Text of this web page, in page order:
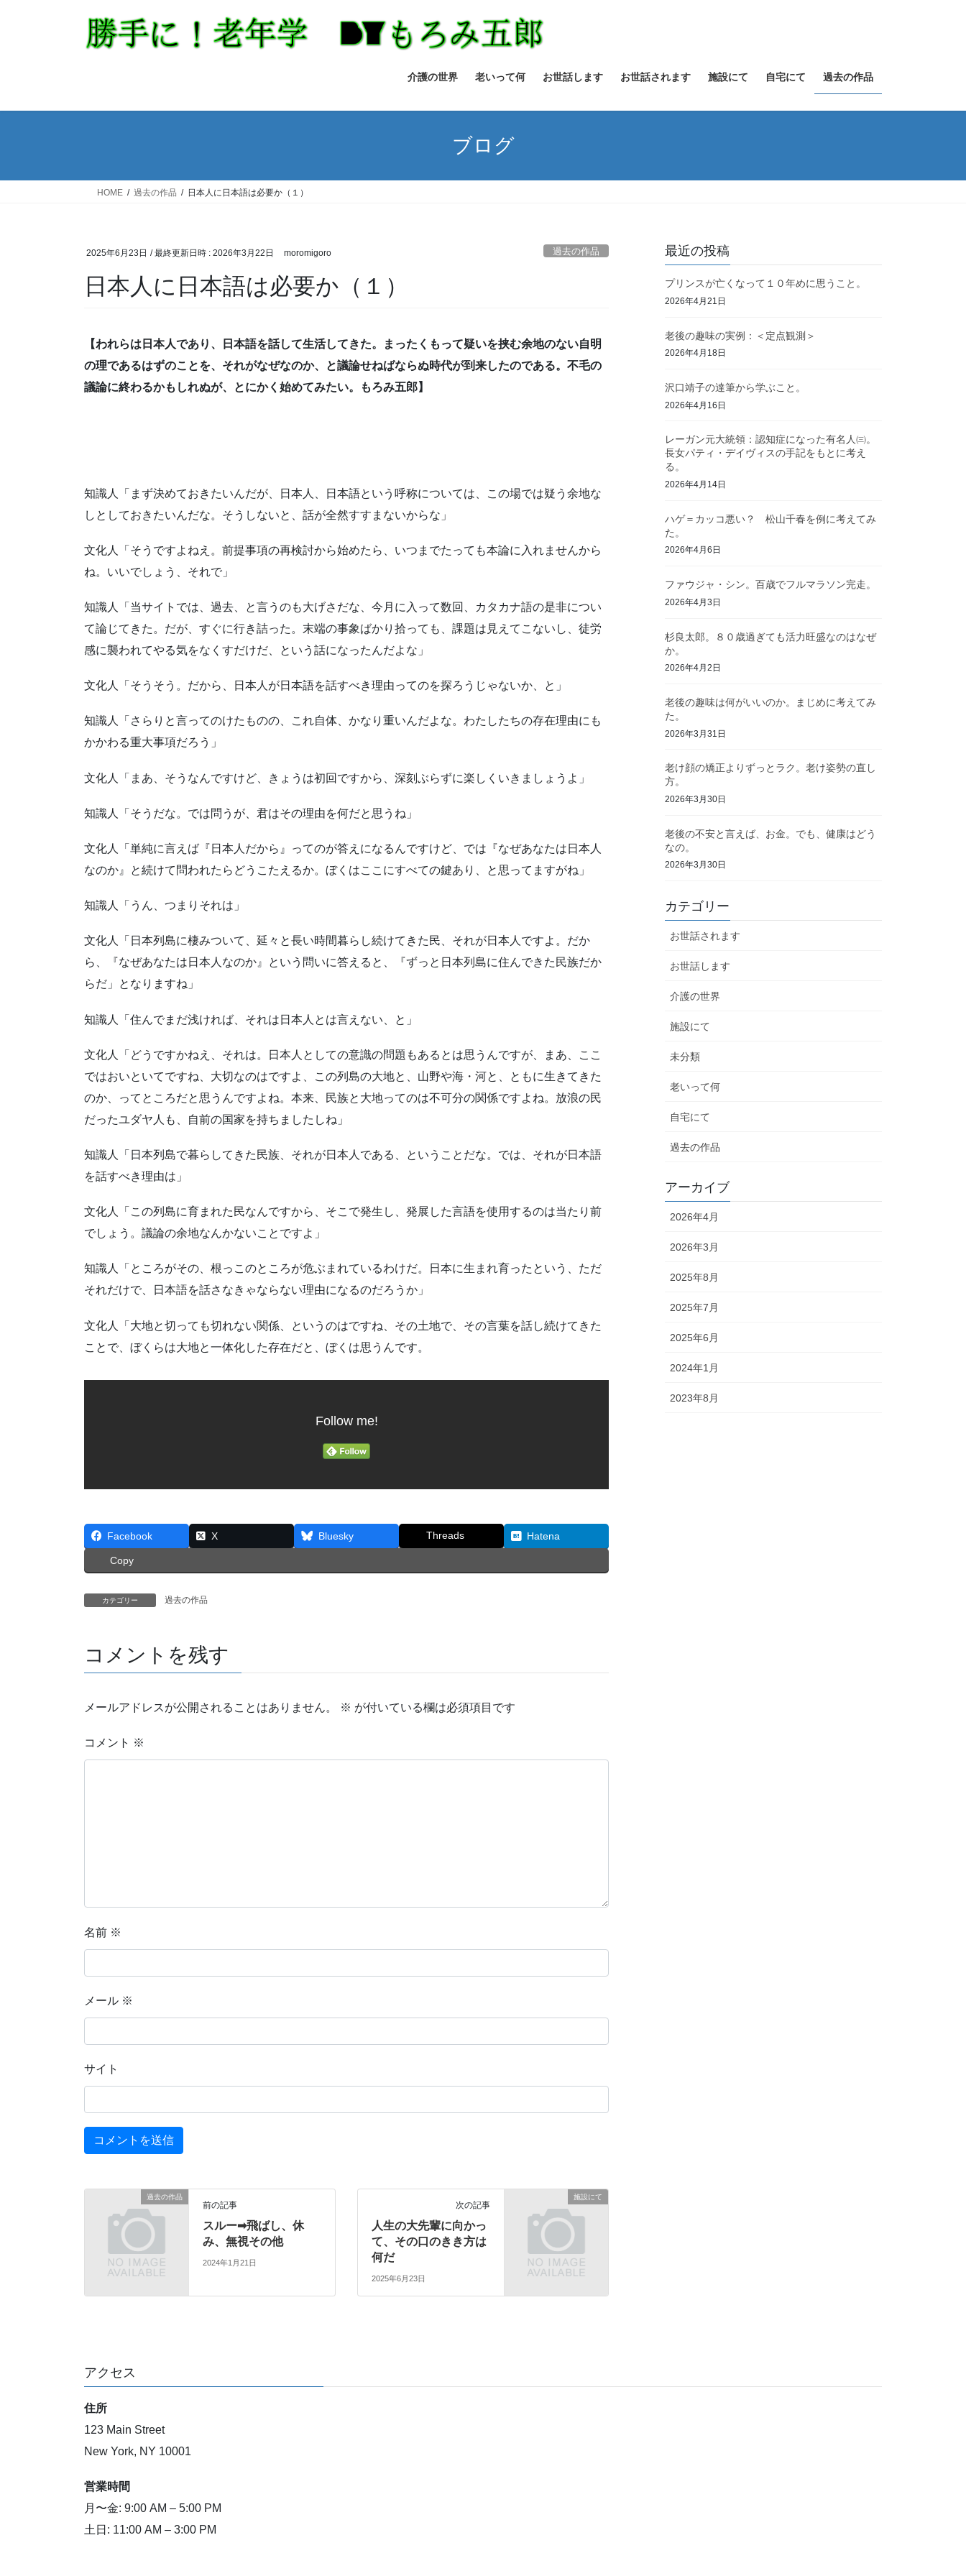
ス
ン
介護の世界 老いって何 お世話します お世話されます 施設にて 自宅にて 過去の作品
ブログ
HOME 過去の作品 日本人に日本語は必要か（１）
2025年6月23日 / 最終更新日時 : 2026年3月22日 moromigoro 過去の作品
日本人に日本語は必要か（１）
【われらは日本人であり、日本語を話して生活してきた。まったくもって疑いを挟む余地のない自明
の理であるはずのことを、それがなぜなのか、と議論せねばならぬ時代が到来したのである。不毛の
議論に終わるかもしれぬが、とにかく始めてみたい。もろみ五郎】
知識人「まず決めておきたいんだが、日本人、日本語という呼称については、この場では疑う余地な
しとしておきたいんだな。そうしないと、話が全然すすまないからな」
文化人「そうですよねえ。前提事項の再検討から始めたら、いつまでたっても本論に入れませんから
ね。いいでしょう、それで」
知識人「当サイトでは、過去、と言うのも大げさだな、今月に入って数回、カタカナ語の是非につい
て論じてきた。だが、すぐに行き詰った。末端の事象ばかり拾っても、課題は見えてこないし、徒労
感に襲われてやる気をなくすだけだ、という話になったんだよな」
文化人「そうそう。だから、日本人が日本語を話すべき理由ってのを探ろうじゃないか、と」
知識人「さらりと言ってのけたものの、これ自体、かなり重いんだよな。わたしたちの存在理由にも
かかわる重大事項だろう」
文化人「まあ、そうなんですけど、きょうは初回ですから、深刻ぶらずに楽しくいきましょうよ」
知識人「そうだな。では問うが、君はその理由を何だと思うね」
文化人「単純に言えば『日本人だから』ってのが答えになるんですけど、では『なぜあなたは日本人
なのか』と続けて問われたらどうこたえるか。ぼくはここにすべての鍵あり、と思ってますがね」
知識人「うん、つまりそれは」
文化人「日本列島に棲みついて、延々と長い時間暮らし続けてきた民、それが日本人ですよ。だか
ら、『なぜあなたは日本人なのか』という問いに答えると、『ずっと日本列島に住んできた民族だか
らだ」となりますね」
知識人「住んでまだ浅ければ、それは日本人とは言えない、と」
文化人「どうですかねえ、それは。日本人としての意識の問題もあるとは思うんですが、まあ、ここ
ではおいといてですね、大切なのはですよ、この列島の大地と、山野や海・河と、ともに生きてきた
のか、ってところだと思うんですよね。本来、民族と大地ってのは不可分の関係ですよね。放浪の民
だったユダヤ人も、自前の国家を持ちましたしね」
知識人「日本列島で暮らしてきた民族、それが日本人である、ということだな。では、それが日本語
を話すべき理由は」
文化人「この列島に育まれた民なんですから、そこで発生し、発展した言語を使用するのは当たり前
でしょう。議論の余地なんかないことですよ」
知識人「ところがその、根っこのところが危ぶまれているわけだ。日本に生まれ育ったという、ただ
それだけで、日本語を話さなきゃならない理由になるのだろうか」
文化人「大地と切っても切れない関係、というのはですね、その土地で、その言葉を話し続けてきた
ことで、ぼくらは大地と一体化した存在だと、ぼくは思うんです。
Follow me!
Facebook X Bluesky Threads Hatena
Copy
カテゴリー 過去の作品
コメントを残す
メールアドレスが公開されることはありません。 ※ が付いている欄は必須項目です
コメント ※
名前 ※
メール ※
サイト
過去の作品
前の記事
スルー➡飛ばし、休
み、無視その他
2024年1月21日
施設にて
次の記事
人生の大先輩に向かっ
て、その口のきき方は
何だ
2025年6月23日
最近の投稿
プリンスが亡くなって１０年めに思うこと。
2026年4月21日
老後の趣味の実例：＜定点観測＞
2026年4月18日
沢口靖子の達筆から学ぶこと。
2026年4月16日
レーガン元大統領：認知症になった有名人㈢。
長女パティ・デイヴィスの手記をもとに考え
る。
2026年4月14日
ハゲ＝カッコ悪い？ 松山千春を例に考えてみ
た。
2026年4月6日
ファウジャ・シン。百歳でフルマラソン完走。
2026年4月3日
杉良太郎。８０歳過ぎても活力旺盛なのはなぜ
か。
2026年4月2日
老後の趣味は何がいいのか。まじめに考えてみ
た。
2026年3月31日
老け顔の矯正よりずっとラク。老け姿勢の直し
方。
2026年3月30日
老後の不安と言えば、お金。でも、健康はどう
なの。
2026年3月30日
カテゴリー
お世話されます
お世話します
介護の世界
施設にて
未分類
老いって何
自宅にて
過去の作品
アーカイブ
2026年4月
2026年3月
2025年8月
2025年7月
2025年6月
2024年1月
2023年8月
アクセス
住所
123 Main Street
New York, NY 10001
営業時間
月〜金: 9:00 AM – 5:00 PM
土日: 11:00 AM – 3:00 PM